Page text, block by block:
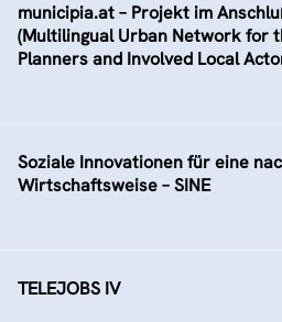
municipia.at – Projekt im
(Multilingual Urban Network for
Planners and Involved Local
Soziale Innovationen für eine
Wirtschaftsweise – SINE
TELEJOBS IV